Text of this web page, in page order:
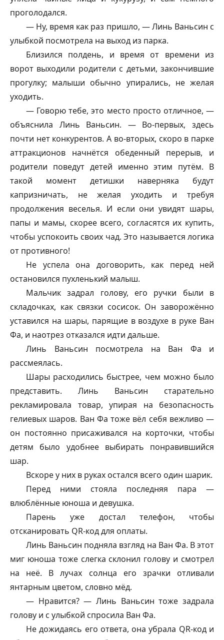
проголодался.
— Ну, время как раз пришло, — Линь Ваньсин с
улыбкой посмотрела на выход из парка.
Близился полдень, и время от времени из
ворот выходили родители с детьми, закончившие
прогулку; малыши обычно упирались, не желая
уходить.
— Говорю тебе, это место просто отличное, —
объяснила Линь Ваньсин. — Во-первых, здесь
почти нет конкурентов. А во-вторых, скоро в парке
аттракционов начнётся обеденный перерыв, и
родители поведут детей именно этим путём. В
такой момент детишки наверняка будут
капризничать, не желая уходить и требуя
продолжения веселья. И если они увидят шары,
папы и мамы, скорее всего, согласятся их купить,
чтобы успокоить своих чад. Это называется логика
от противного!
Не успела она договорить, как перед ней
остановился пухленький малыш.
Мальчик задрал голову, его ручки были в
складочках, как связки сосисок. Он заворожённо
уставился на шары, парящие в воздухе в руке Ван
Фа, и наотрез отказался идти дальше.
Линь Ваньсин посмотрела на Ван Фа и
рассмеялась.
Шары расходились быстрее, чем можно было
представить. Линь Ваньсин старательно
рекламировала товар, упирая на безопасность
гелиевых шаров. Ван Фа тоже вёл себя вежливо —
он постоянно присаживался на корточки, чтобы
детям было удобнее выбирать понравившийся
шар.
Вскоре у них в руках остался всего один шарик.
Перед ними стояла последняя пара —
влюблённые юноша и девушка.
Парень уже достал телефон, чтобы
отсканировать QR-код для оплаты.
Линь Ваньсин подняла взгляд на Ван Фа. В этот
миг юноша тоже слегка склонил голову и смотрел
на неё. В лучах солнца его зрачки отливали
янтарным цветом, словно мёд.
— Нравится? — Линь Ваньсин тоже задрала
голову и с улыбкой спросила Ван Фа.
Не дожидаясь его ответа, она убрала QR-код и